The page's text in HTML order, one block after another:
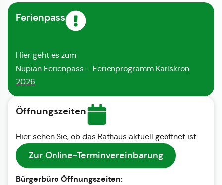
Ferienpass
Hier geht es zum
Nupian Ferienpass – Ferienprogramm Karlskron
2026
Öffnungszeiten
Hier sehen Sie, ob das Rathaus aktuell geöffnet ist
Zur Online-Terminvereinbarung
Bürgerbüro Öffnungszeiten: